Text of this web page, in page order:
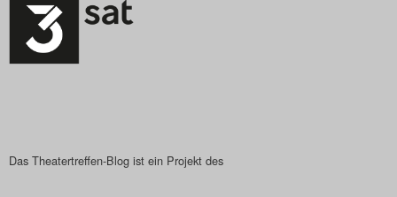
Das Theatertreffen-Blog ist ein Projekt des